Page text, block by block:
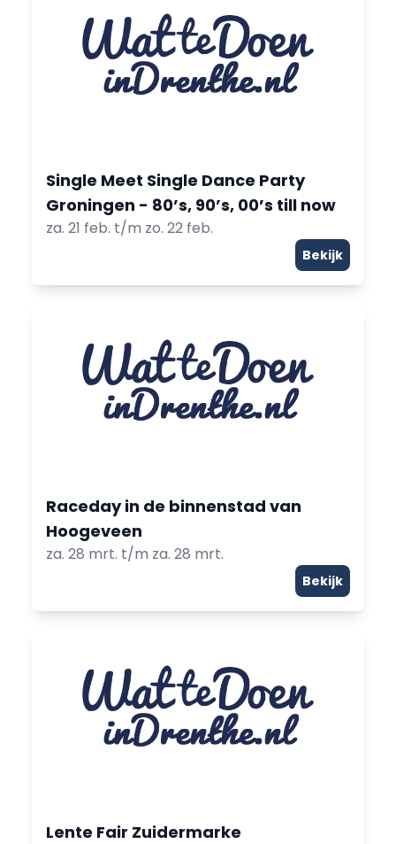
Single Meet Single Dance Party
Groningen - 80’s, 90’s, 00’s till now
za. 21 feb. t/m zo. 22 feb.
Bekijk
Raceday in de binnenstad van
Hoogeveen
za. 28 mrt. t/m za. 28 mrt.
Bekijk
Lente Fair Zuidermarke